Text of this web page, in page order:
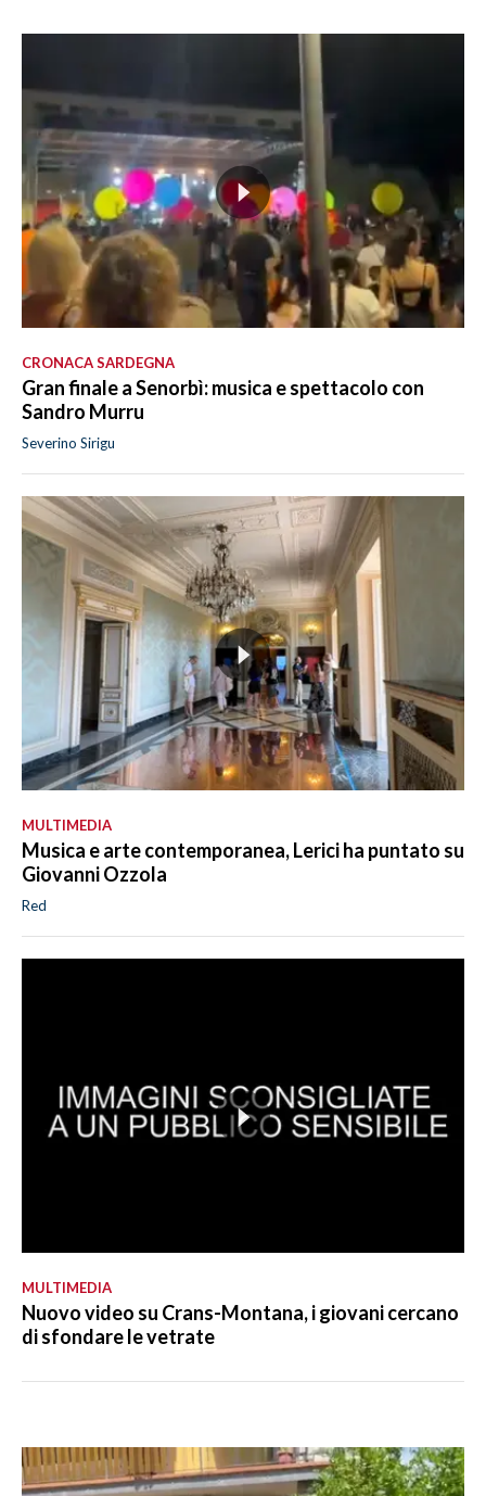
CRONACA SARDEGNA
Gran finale a Senorbì: musica e spettacolo con
Sandro Murru
Severino Sirigu
MULTIMEDIA
Musica e arte contemporanea, Lerici ha puntato su
Giovanni Ozzola
Red
MULTIMEDIA
Nuovo video su Crans-Montana, i giovani cercano
di sfondare le vetrate